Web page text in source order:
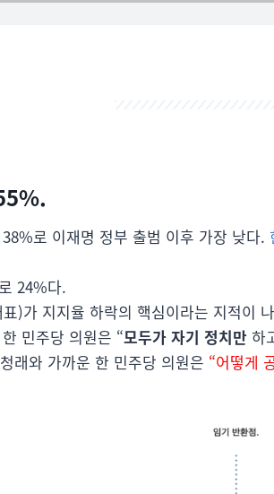
로 이재명 정부 출범 이후 가장 낮다.
24%다.
)가 지지율 하락의 핵심이라는 지적이
민주당 의원은 “모두가 자기 정치만 하
래와 가까운 한 민주당 의원은 “어떻게